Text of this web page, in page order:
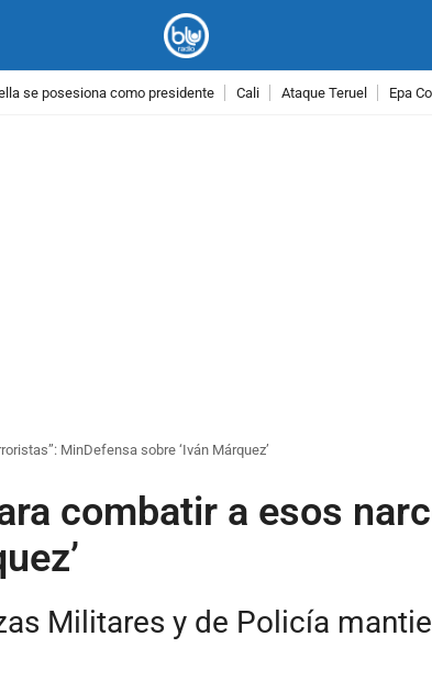
se posesiona como presidente Cali Ataque Teruel Epa
MinDefensa sobre ‘Iván Márquez’
combatir a esos
Militares y de Policía